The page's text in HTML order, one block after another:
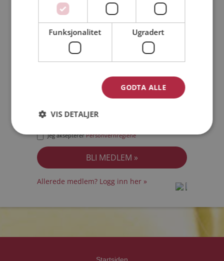
Jeg akseptererPersonvernreglene
Allerede medlem? Logg inn her »
Funksjonalitet Ugradert
GODTA ALLE
VIS DETALJER